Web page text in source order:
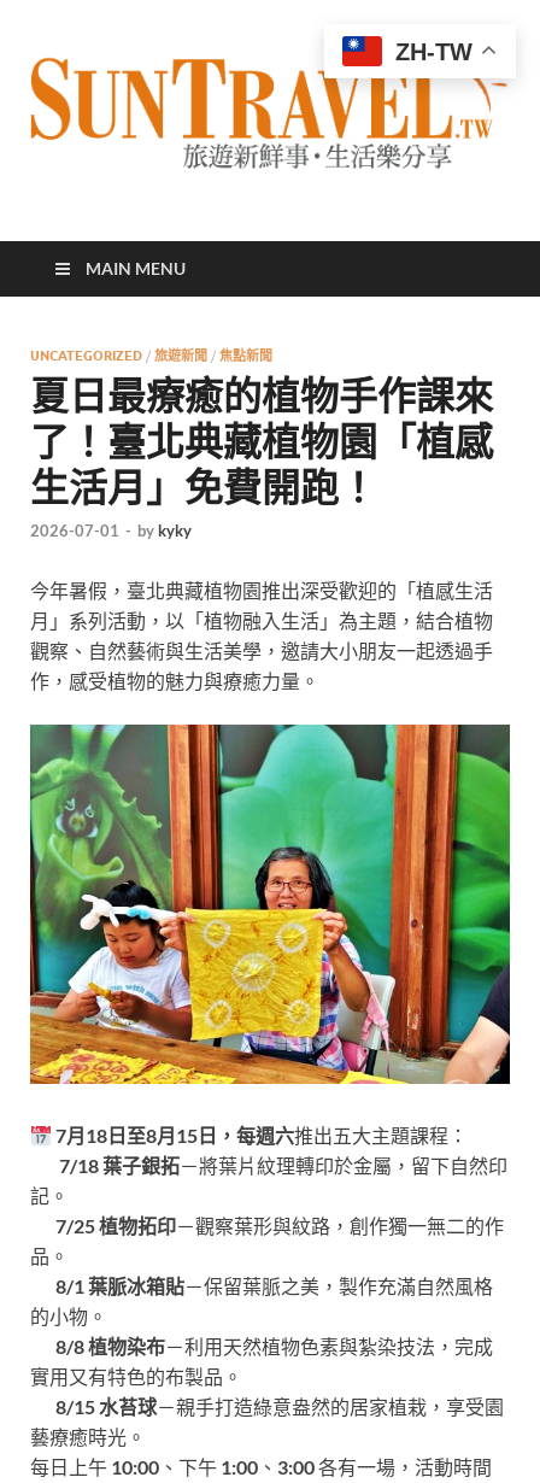
太陽網
MAIN MENU
UNCATEGORIZED / 旅遊新聞 / 焦點新聞
夏日最療癒的植物手作課來
了！臺北典藏植物園「植感
生活月」免費開跑！
2026-07-01 - bykyky
今年暑假，臺北典藏植物園推出深受歡迎的「植感生活
月」系列活動，以「植物融入生活」為主題，結合植物
觀察、自然藝術與生活美學，邀請大小朋友一起透過手
作，感受植物的魅力與療癒力量。
7月18日至8月15日，每週六推出五大主題課程：
7/18 葉子銀拓－將葉片紋理轉印於金屬，留下自然印
記。
7/25 植物拓印－觀察葉形與紋路，創作獨一無二的作
品。
8/1 葉脈冰箱貼－保留葉脈之美，製作充滿自然風格
的小物。
8/8 植物染布－利用天然植物色素與紮染技法，完成
實用又有特色的布製品。
8/15 水苔球－親手打造綠意盎然的居家植栽，享受園
藝療癒時光。
每日上午 10:00 、下午 1:00 、 3:00各有一場，活動時間
ZH-TW